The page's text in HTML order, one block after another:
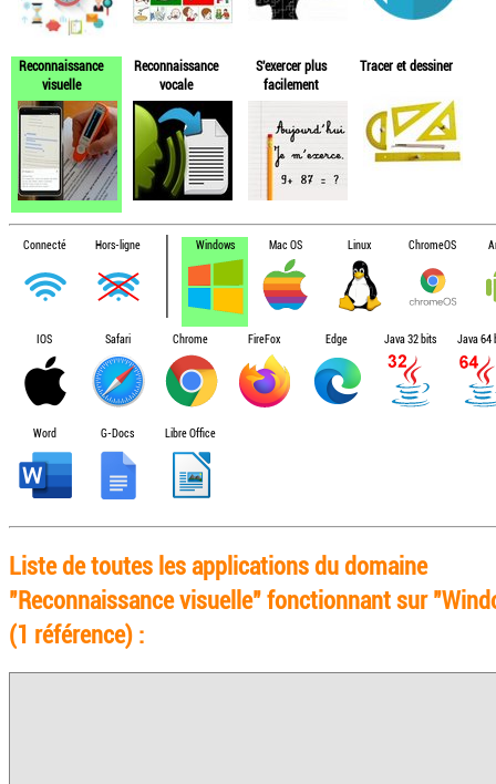
Reconnaissance
visuelle
Reconnaissance
vocale
S'exercer plus
facilement
Tracer et dessiner
Connecté Hors-ligne Windows Mac OS Linux ChromeOS
IOS Safari Chrome FireFox Edge Java 32 bits Java 64
Word G-Docs Libre Office
Liste de toutes les applications du domaine
"Reconnaissance visuelle" fonctionnant sur
(1 référence) :